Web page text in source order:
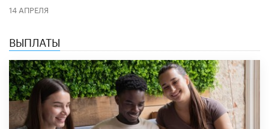
14 АПРЕЛЯ
ВЫПЛАТЫ